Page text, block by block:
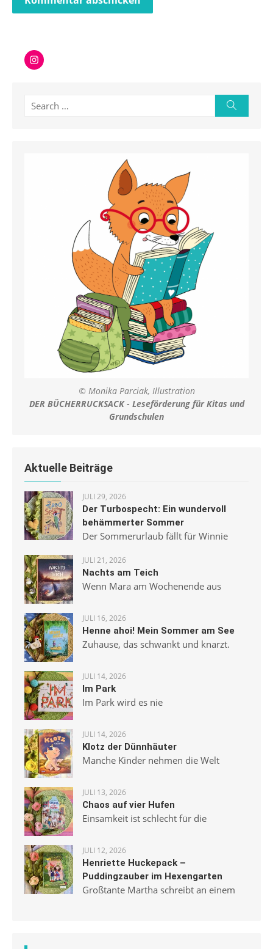
Instagram
Search
© Monika Parciak, Illustration
DER BÜCHERRUCKSACK - Leseförderung für Kitas und
Grundschulen
Aktuelle Beiträge
JULI 29, 2026
Der Turbospecht: Ein wundervoll
behämmerter Sommer
Der Sommerurlaub fällt für Winnie
JULI 21, 2026
Nachts am Teich
Wenn Mara am Wochenende aus
JULI 16, 2026
Henne ahoi! Mein Sommer am See
Zuhause, das schwankt und knarzt.
JULI 14, 2026
Im Park
Im Park wird es nie
JULI 14, 2026
Klotz der Dünnhäuter
Manche Kinder nehmen die Welt
JULI 13, 2026
Chaos auf vier Hufen
Einsamkeit ist schlecht für die
JULI 12, 2026
Henriette Huckepack –
Puddingzauber im Hexengarten
Großtante Martha schreibt an einem